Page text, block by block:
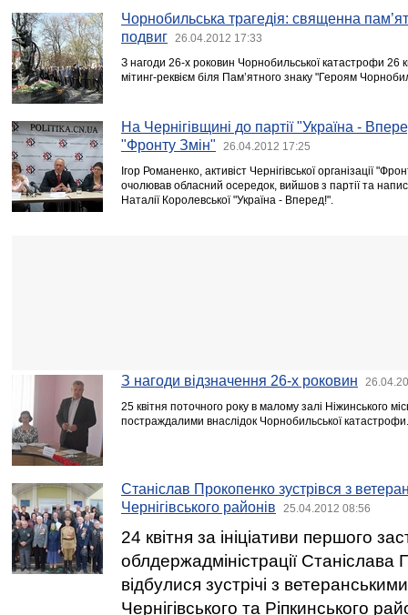
Чорнобильська трагедія: священна
подвиг
26.04.2012 17:33
З нагоди 26-х роковин Чорнобильської катастрофи 26
мітинг-реквієм біля Пам’ятного знаку "Героям
На Чернігівщині до партії "Україна -
"Фронту Змін"
26.04.2012 17:25
Ігор Романенко, активіст Чернігівської організації
очолював обласний осередок, вийшов з партії та
Наталії Королевської "Україна - Вперед!".
З нагоди відзначення 26-х роковин
25 квітня поточного року в малому залі Ніжинського
постраждалими внаслідок Чорнобильської катастрофи.
Станіслав Прокопенко зустрівся з
Чернігівського районів
25.04.2012 08:56
24 квітня за ініціативи першого
облдержадміністрації Станіслава
відбулися зустрічі з
Чернігівського та Ріпкинського